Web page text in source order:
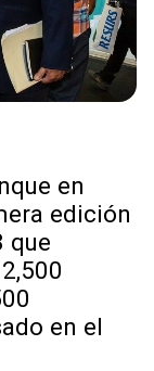
en
edición
que
en el